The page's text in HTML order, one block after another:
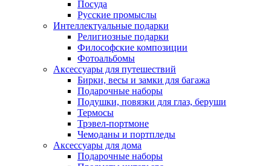
Посуда
Русские промыслы
Интеллектуальные подарки
Религиозные подарки
Философские композиции
Фотоальбомы
Аксессуары для путешествий
Бирки, весы и замки для багажа
Подарочные наборы
Подушки, повязки для глаз, беруши
Термосы
Трэвел-портмоне
Чемоданы и портпледы
Аксессуары для дома
Подарочные наборы